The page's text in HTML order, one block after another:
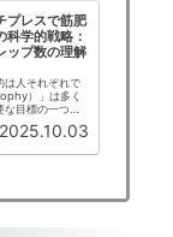
プレスで筋肥
科学的戦略：
ップ数の理解
は人それぞれで
）」は多く
目標の一つで
半身の筋肥大
効果的な種目と
2025.10.03